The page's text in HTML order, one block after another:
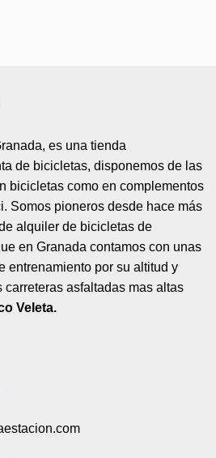
es una tienda
de bicicletas, disponemos de las
bicicletas como en complementos
Somos pioneros desde hace más
alquiler de bicicletas de
en Granada contamos con unas
entrenamiento por su altitud y
carreteras asfaltadas mas altas
Veleta.